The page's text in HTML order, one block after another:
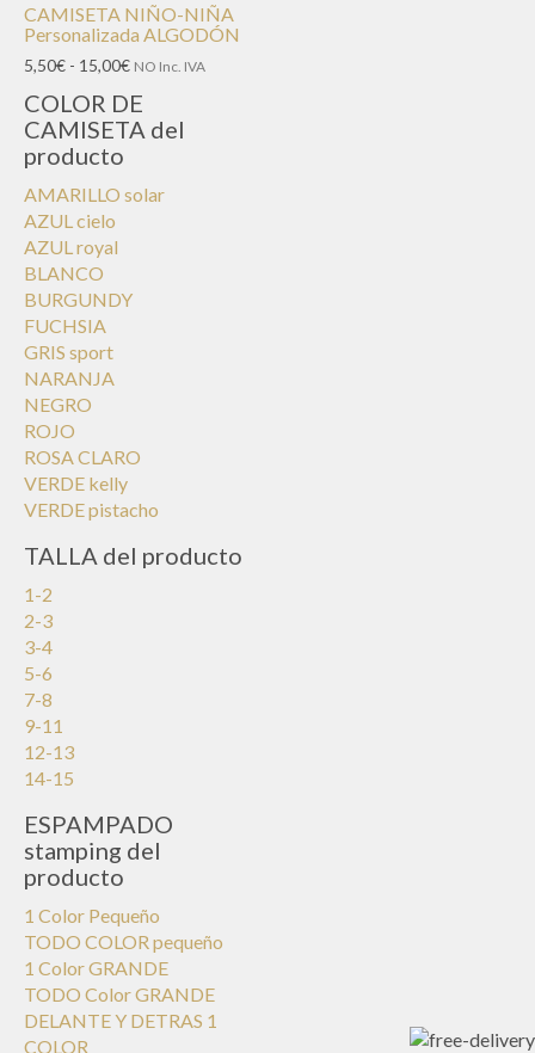
CAMISETA NIÑO-NIÑA
Personalizada ALGODÓN
5,50€ - 15,00€Rango
precios:
desde
15,00€
NO Inc. IVA
COLOR DE
CAMISETA del
producto
AMARILLO solar
AZUL cielo
AZUL royal
BLANCO
BURGUNDY
FUCHSIA
GRIS sport
NARANJA
NEGRO
ROJO
ROSA CLARO
VERDE kelly
VERDE pistacho
TALLA del producto
1-2
2-3
3-4
5-6
7-8
9-11
12-13
14-15
ESPAMPADO
stamping del
producto
1 Color Pequeño
TODO COLOR pequeño
1 Color GRANDE
TODO Color GRANDE
DELANTE Y DETRAS 1
COLOR